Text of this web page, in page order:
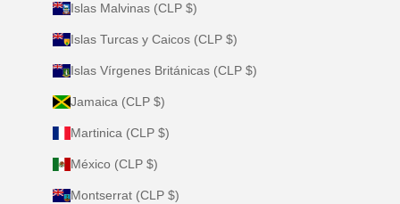
Islas Malvinas (CLP $)
Islas Turcas y Caicos (CLP $)
Islas Vírgenes Británicas (CLP $)
Jamaica (CLP $)
Martinica (CLP $)
México (CLP $)
Montserrat (CLP $)